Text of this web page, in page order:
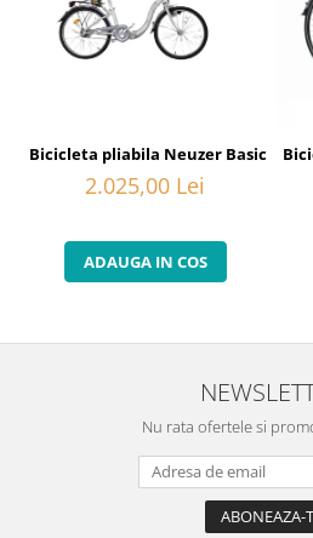
Bicicleta pliabila Neuzer Basic
2.025,00 Lei
ADAUGA IN COS
Nu rata ofertele si